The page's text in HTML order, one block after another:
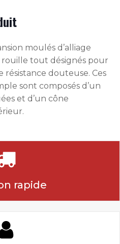
moulés d’alliage
rouille tout désignés pour
résistance douteuse. Ces
sont composés d’un
et d’un cône
rapide